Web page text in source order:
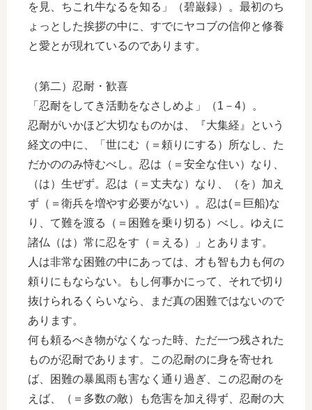
を見、ちこれ牛なるを知る」（碧巌録）。最初のち
ょっとした挨拶の中に、すでにヤコブの信仰と修養
と愛とが現れているのであります。
（第二）忍耐・歓喜
「忍耐をしてき活動をなさしめよ」（1－4）。
忍耐がいかほど大切なものかは、『大集経』という
経文の中に、「世にむ（＝頼りにする）所なし、た
だかののみ恃むべし。忍は（＝安全な住い）なり、
（は）生ぜず。忍は（＝丈夫な）なり、（を）加え
ず（＝衛兵を増やす必要がない）。忍は(＝巨船)な
り、て難を渡る（＝困難を乗り切る）べし。ゆえに
諸仏（は）常に忍をす（＝える）」とあります。
人は非常な困難の中にあっては、才も智も力も何の
頼りにもならない。もし何事かにって、それで切り
抜けられるくらいなら、まだ真の困難ではないので
あります。
何も頼るべき物がなくなった時、ただ一つ残された
ものが忍耐であります。この忍耐のに身を寄せれ
ば、困難の暴風雨も害なく通り過ぎ、この忍耐のを
えば、（＝多数の敵）も危害を加え得ず、忍耐の大